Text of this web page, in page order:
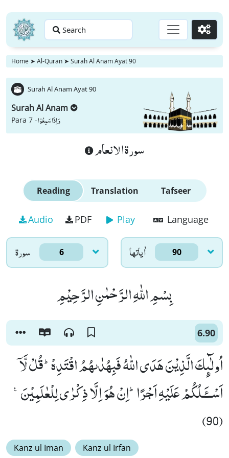
Search Go
Home ➤ Al-Quran ➤ Surah Al Anam Ayat 90
Surah Al Anam Ayat 90
Surah Al Anam
Para 7 -وَ اِذَا سَمِعُوْا
سورة الانعام
Reading Translation Tafseer
Audio PDF Play Language
سورۃ 6 اٰياتها 90
بِسْمِ اللّٰهِ الرَّحْمٰنِ الرَّحِیْمِ
6.90
اُولٰٓىٕكَ الَّذِیْنَ هَدَى اللّٰهُ فَبِهُدٰىهُمُ اقْتَدِهْؕ-قُلْ لَّاۤ
اَسْــٴَـلُكُمْ عَلَیْهِ اَجْرًاؕ-اِنْ هُوَ اِلَّا ذِكْرٰى لِلْعٰلَمِیْنَ۠
(90)
Kanz ul Iman Kanz ul Irfan